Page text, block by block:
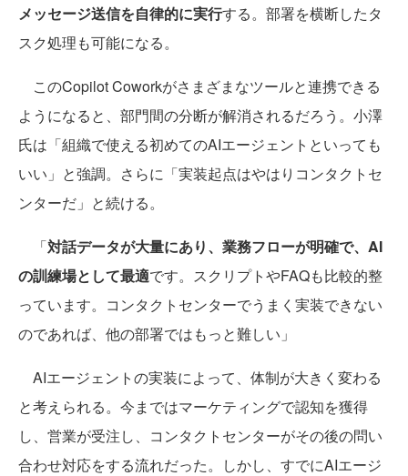
メッセージ送信を自律的に実行する。部署を横断したタ
スク処理も可能になる。
このCopilot Coworkがさまざまなツールと連携できる
ようになると、部門間の分断が解消されるだろう。小澤
氏は「組織で使える初めてのAIエージェントといっても
いい」と強調。さらに「実装起点はやはりコンタクトセ
ンターだ」と続ける。
「対話データが大量にあり、業務フローが明確で、AI
の訓練場として最適です。スクリプトやFAQも比較的整
っています。コンタクトセンターでうまく実装できない
のであれば、他の部署ではもっと難しい」
AIエージェントの実装によって、体制が大きく変わる
と考えられる。今まではマーケティングで認知を獲得
し、営業が受注し、コンタクトセンターがその後の問い
合わせ対応をする流れだった。しかし、すでにAIエージ